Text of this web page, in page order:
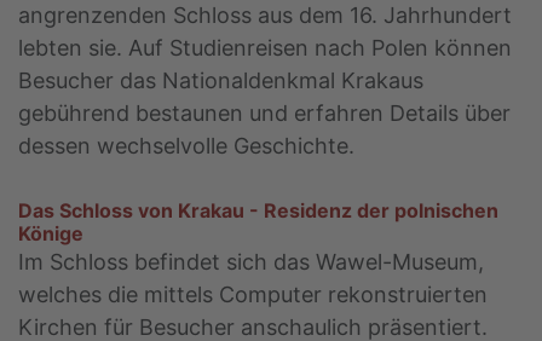
angrenzenden Schloss aus dem 16. Jahrhundert
lebten sie. Auf Studienreisen nach Polen können
Besucher das Nationaldenkmal Krakaus
gebührend bestaunen und erfahren Details über
dessen wechselvolle Geschichte.
Das Schloss von Krakau - Residenz der polnischen
Könige
Im Schloss befindet sich das Wawel-Museum,
welches die mittels Computer rekonstruierten
Kirchen für Besucher anschaulich präsentiert.